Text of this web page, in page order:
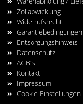
Zollabwicklung
Widerrufsrecht
Garantiebedingungen
Entsorgungshinweis
Datenschutz
AGB´s
Kontakt
Impressum
Cookie Einstellungen